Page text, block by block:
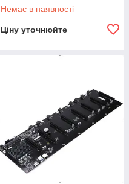
Немає в наявності
Ціну уточнюйте